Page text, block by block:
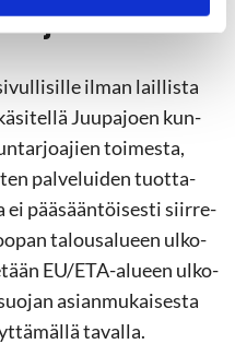
ja siir­rot
ilman lail­lis­ta
Juu­pa­joen kun­
toi­mes­ta,
pal­ve­lui­den tuot­ta­
ei pää­sään­töi­ses­ti siir­re­
ta­lous­a­lu­een ul­ko­
EU/ETA-​alueen ul­ko­
asian­mu­kai­ses­ta
ta­val­la.